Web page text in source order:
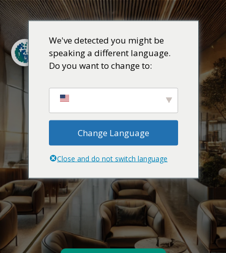
Eleve sua viagem, experimente o
conforto global
We've detected you might be
speaking a different language.
Do you want to change to:
Change Language
Close and do not switch language